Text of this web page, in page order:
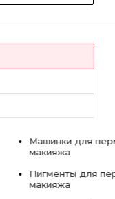
Машинки для
макияжа
Пигменты для
макияжа